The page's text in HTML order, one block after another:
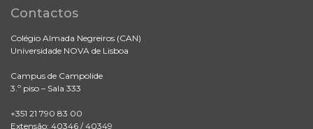
Contactos
Colégio Almada Negreiros (CAN)
Universidade NOVA de Lisboa
Campus de Campolide
3.º piso – Sala 333
+351 21 790 83 00
Extensão: 40346 / 40349